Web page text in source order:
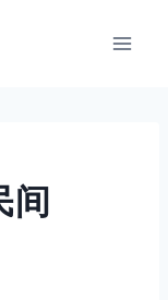
间